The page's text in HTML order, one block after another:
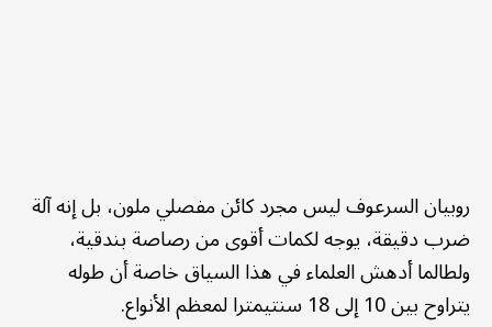
روبيان السرعوف ليس مجرد كائن مفصلي ملون، بل إنه آلة
ضرب دقيقة، يوجه لكمات أقوى من رصاصة بندقية،
ولطالما أدهش العلماء في هذا السياق خاصة أن طوله
يتراوح بين 10 إلى 18 سنتيمترا لمعظم الأنواع.